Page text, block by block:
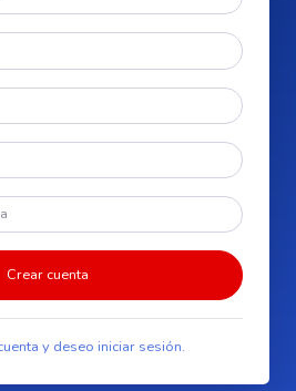
Crear cuenta
y deseo iniciar sesión.